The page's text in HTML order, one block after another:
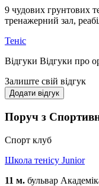
9 чудових грунтових
тренажерний зал,
Теніс
Відгуки Відгуки про
Залиште свій відгук
Додати відгук
Поруч з
Спорт клуб
Школа тенісу Junior
11 м. бульвар